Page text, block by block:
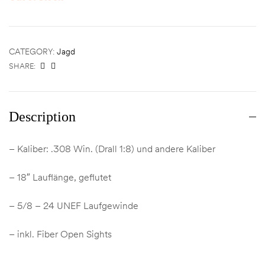
CATEGORY: Jagd
SHARE:
Description
– Kaliber: .308 Win. (Drall 1:8) und andere Kaliber
– 18″ Lauflänge, geflutet
– 5/8 – 24 UNEF Laufgewinde
– inkl. Fiber Open Sights